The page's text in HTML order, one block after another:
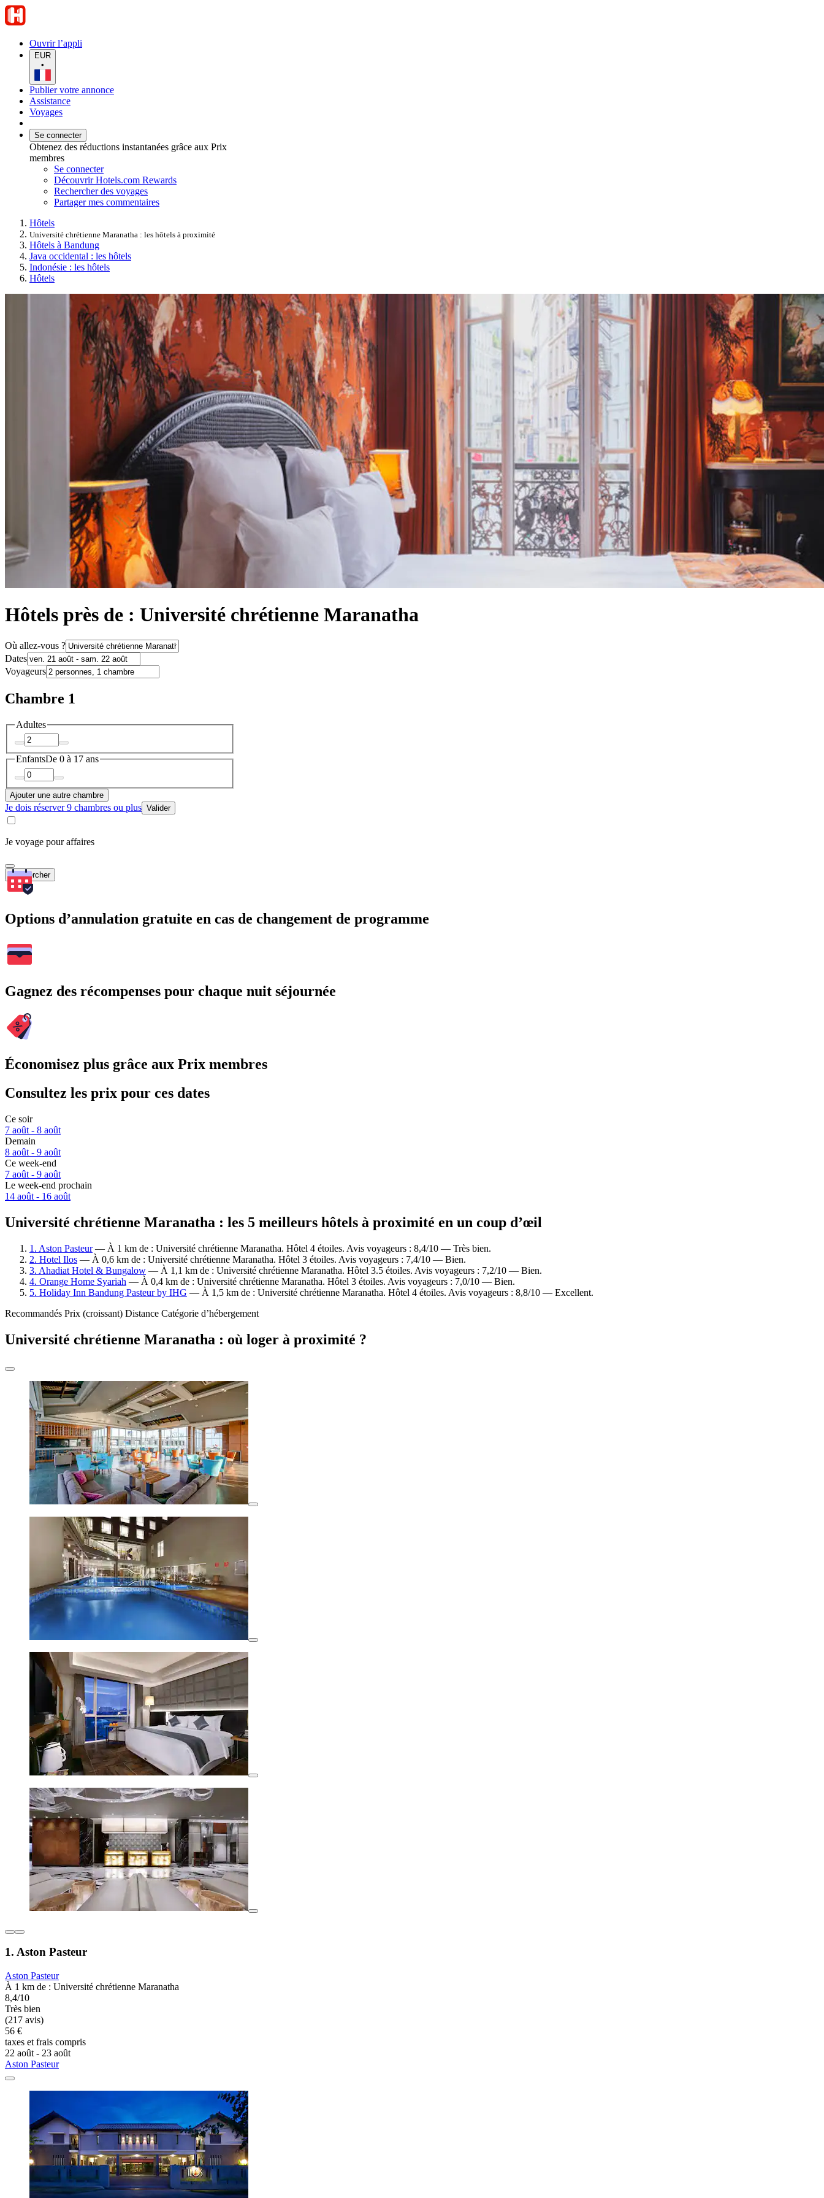
Ouvrir l’appli
EUR
•
Publier votre annonce
Assistance
Voyages
Se connecter
Obtenez des réductions instantanées grâce aux Prix
membres
Se connecter
Découvrir Hotels.com Rewards
Rechercher des voyages
Partager mes commentaires
Hôtels
Université chrétienne Maranatha : les hôtels à proximité
Hôtels à Bandung
Java occidental : les hôtels
Indonésie : les hôtels
Hôtels
Hôtels près de : Université chrétienne Maranatha
Où allez-vous ?
Dates
Voyageurs
Chambre 1
Adultes
EnfantsDe 0 à 17 ans
Ajouter une autre chambre
Je dois réserver 9 chambres ou plus Valider
Je voyage pour affaires
Rechercher
Options d’annulation gratuite en cas de changement de programme
Gagnez des récompenses pour chaque nuit séjournée
Économisez plus grâce aux Prix membres
Consultez les prix pour ces dates
Ce soir
7 août - 8 août
Demain
8 août - 9 août
Ce week-end
7 août - 9 août
Le week-end prochain
14 août - 16 août
Université chrétienne Maranatha : les 5 meilleurs hôtels à proximité en un coup d’œil
1. Aston Pasteur— À 1 km de : Université chrétienne Maranatha. Hôtel 4 étoiles. Avis voyageurs : 8,4/10 — Très bien.
2. Hotel Ilos — À 0,6 km de : Université chrétienne Maranatha. Hôtel 3 étoiles. Avis voyageurs : 7,4/10 — Bien.
3. Ahadiat Hotel & Bungalow — À 1,1 km de : Université chrétienne Maranatha. Hôtel 3.5 étoiles. Avis voyageurs : 7,2/10 — Bien.
4. Orange Home Syariah — À 0,4 km de : Université chrétienne Maranatha. Hôtel 3 étoiles. Avis voyageurs : 7,0/10 — Bien.
5. Holiday Inn Bandung Pasteur by IHG — À 1,5 km de : Université chrétienne Maranatha. Hôtel 4 étoiles. Avis voyageurs : 8,8/10 — Excellent.
Recommandés Prix (croissant) Distance Catégorie d’hébergement
Université chrétienne Maranatha : où loger à proximité ?
1. Aston Pasteur
Aston Pasteur
À 1 km de : Université chrétienne Maranatha
8,4/10
Très bien
(217 avis)
56 €
taxes et frais compris
22 août - 23 août
Aston Pasteur